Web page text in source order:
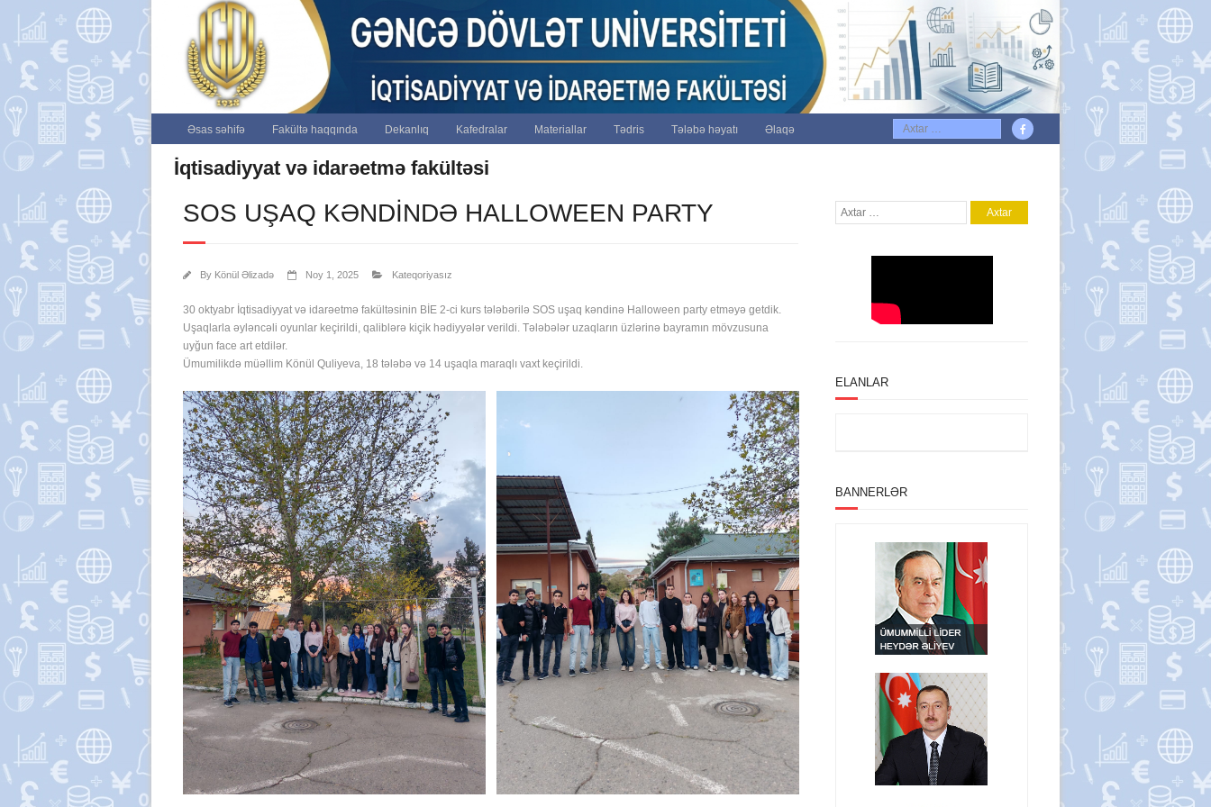
Əsas səhifə Fakültə haqqında Dekanlıq Kafedralar Materiallar Tədris Tələbə həyatı Əlaqə
İqtisadiyyat və idarəetmə fakültəsi
SOS UŞAQ KƏNDINDƏ HALLOWEEN PARTY
By Könül Əlizadə Noy 1, 2025 Kateqoriyasız
30 oktyabr İqtisadiyyat və idarəetmə fakültəsinin BİE 2-ci kurs tələbərilə SOS uşaq kəndinə Halloween party etməyə getdik.
Uşaqlarla əyləncəli oyunlar keçirildi, qaliblərə kiçik hədiyyələr verildi. Tələbələr uzaqların üzlərinə bayramın mövzusuna
uyğun face art etdilər.
Ümumilikdə müəllim Könül Quliyeva, 18 tələbə və 14 uşaqla maraqlı vaxt keçirildi.
ELANLAR
BANNERLƏR